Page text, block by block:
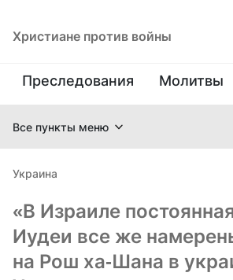
Христиане против войны
Преследования Молитвы
Все пункты меню
Украина
«В Израиле
Иудеи все же
на Рош ха-Шана в